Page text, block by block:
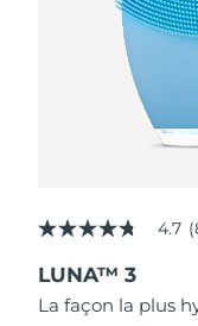
4.7
of
5
stars,
4.7
LUNA™ 3
La façon la plus